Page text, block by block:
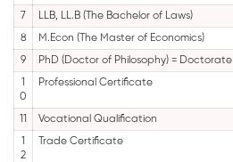
7 LLB, LL.B (The Bachelor of Laws)
8
M.Econ (The Master of Economics)
9
PhD (Doctor of Philosophy) = Doctorate
1
0
Professional Certificate
11 Vocational Qualification
1
2
Trade Certificate